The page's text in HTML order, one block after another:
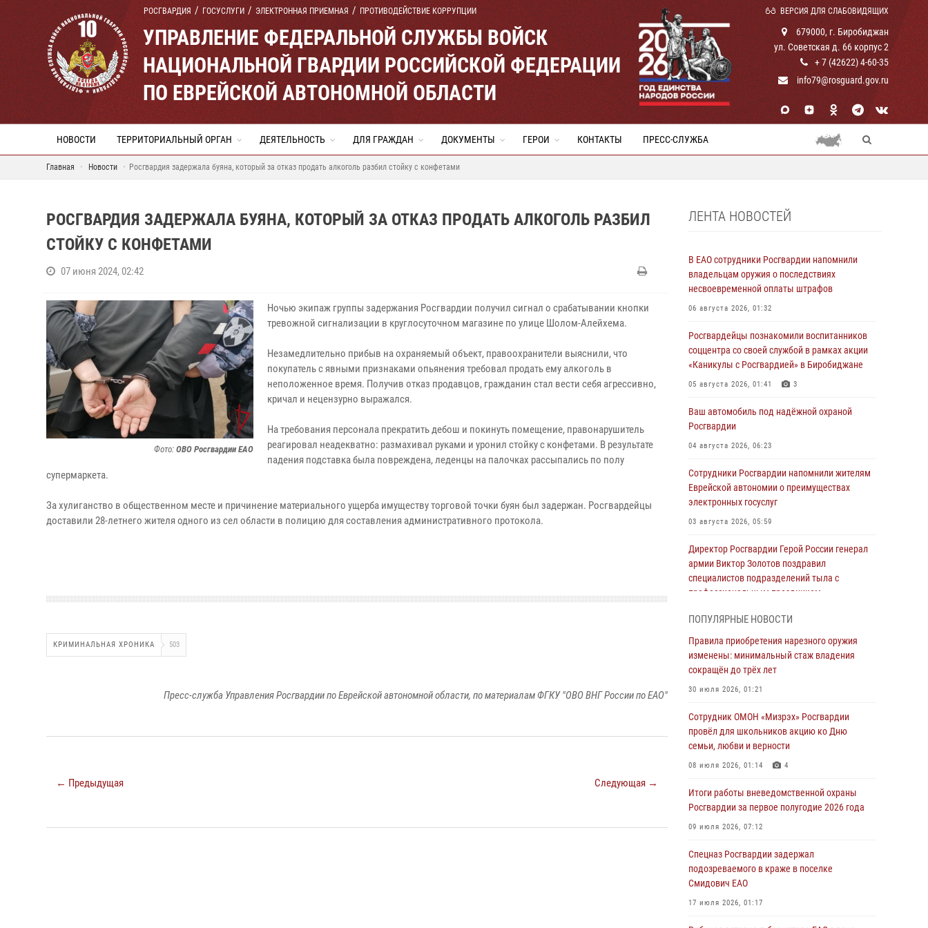
РОСГВАРДИЯ ГОСУСЛУГИ ЭЛЕКТРОННАЯ ПРИЕМНАЯ ПРОТИВОДЕЙСТВИЕ КОРРУПЦИИ ВЕРСИЯ ДЛЯ СЛАБОВИДЯЩИХ
УПРАВЛЕНИЕ ФЕДЕРАЛЬНОЙ СЛУЖБЫ ВОЙСК
НАЦИОНАЛЬНОЙ ГВАРДИИ РОССИЙСКОЙ ФЕДЕРАЦИИ
ПО ЕВРЕЙСКОЙ АВТОНОМНОЙ ОБЛАСТИ
679000, г. Биробиджан
ул. Советская д. 66 корпус 2
+ 7 (42622) 4-60-35
info79@rosguard.gov.ru
НОВОСТИ ТЕРРИТОРИАЛЬНЫЙ ОРГАН ДЕЯТЕЛЬНОСТЬ ДЛЯ ГРАЖДАН ДОКУМЕНТЫ ГЕРОИ КОНТАКТЫ ПРЕСС-СЛУЖБА
Главная Новости Росгвардия задержала буяна, который за отказ продать алкоголь разбил стойку с конфетами
РОСГВАРДИЯ ЗАДЕРЖАЛА БУЯНА, КОТОРЫЙ ЗА ОТКАЗ ПРОДАТЬ АЛКОГОЛЬ РАЗБИЛ
СТОЙКУ С КОНФЕТАМИ
07 июня 2024, 02:42
Фото: ОВО Росгвардии ЕАО
Ночью экипаж группы задержания Росгвардии получил сигнал о срабатывании кнопки
тревожной сигнализации в круглосуточном магазине по улице Шолом-Алейхема.
Незамедлительно прибыв на охраняемый объект, правоохранители выяснили, что
покупатель с явными признаками опьянения требовал продать ему алкоголь в
неположенное время. Получив отказ продавцов, гражданин стал вести себя агрессивно,
кричал и нецензурно выражался.
На требования персонала прекратить дебош и покинуть помещение, правонарушитель
реагировал неадекватно: размахивал руками и уронил стойку с конфетами. В результате
падения подставка была повреждена, леденцы на палочках рассыпались по полу
супермаркета.
За хулиганство в общественном месте и причинение материального ущерба имуществу торговой точки буян был задержан. Росгвардейцы
доставили 28-летнего жителя одного из сел области в полицию для составления административного протокола.
КРИМИНАЛЬНАЯ ХРОНИКА 503
Пресс-служба Управления Росгвардии по Еврейской автономной области, по материалам ФГКУ "ОВО ВНГ России по ЕАО"
← Предыдущая Следующая →
ЛЕНТА НОВОСТЕЙ
В ЕАО сотрудники Росгвардии напомнили
владельцам оружия о последствиях
несвоевременной оплаты штрафов
06 августа 2026, 01:32
Росгвардейцы познакомили воспитанников
соццентра со своей службой в рамках акции
«Каникулы с Росгвардией» в Биробиджане
05 августа 2026, 01:41 3
Ваш автомобиль под надёжной охраной
Росгвардии
04 августа 2026, 06:23
Сотрудники Росгвардии напомнили жителям
Еврейской автономии о преимуществах
электронных госуслуг
03 августа 2026, 05:59
Директор Росгвардии Герой России генерал
армии Виктор Золотов поздравил
специалистов подразделений тыла с
профессиональным праздником
1 августа – День дежурной службы войск
национальной гвардии Российской
Федерации
01 августа 2026, 10:21
В Росгвардии вспоминают российских
воинов, погибших в Первой мировой войне
1914-1918 годов
01 августа 2026, 10:19
Внесены изменения в правила проведения
контрольного отстрела гражданского оружия
31 июля 2026, 01:48
Правила приобретения нарезного оружия
изменены: минимальный стаж владения
сокращён до трёх лет
30 июля 2026, 01:21
ПОПУЛЯРНЫЕ НОВОСТИ
Правила приобретения нарезного оружия
изменены: минимальный стаж владения
сокращён до трёх лет
30 июля 2026, 01:21
Сотрудник ОМОН «Мизрэх» Росгвардии
провёл для школьников акцию ко Дню
семьи, любви и верности
08 июля 2026, 01:14 4
Итоги работы вневедомственной охраны
Росгвардии за первое полугодие 2026 года
09 июля 2026, 07:12
Спецназ Росгвардии задержал
подозреваемого в краже в поселке
Смидович ЕАО
17 июля 2026, 01:17